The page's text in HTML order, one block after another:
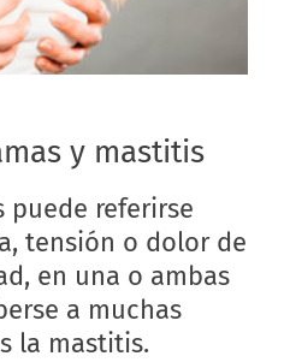
y mastitis
puede referirse
tensión o dolor de
en una o ambas
a muchas
la mastitis.